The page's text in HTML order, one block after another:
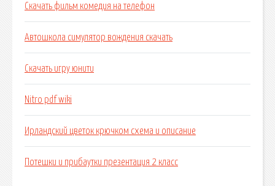
Скачать фильм комедия на телефон
Автошкола симулятор вождения скачать
Скачать игру юнити
Nitro pdf wiki
Ирландский цветок крючком схема и описание
Потешки и прибаутки презентация 2 класс